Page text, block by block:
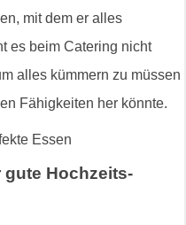
mit dem er alles
es beim Catering nicht
alles kümmern zu müssen
Fähigkeiten her könnte.
Hochzeits-